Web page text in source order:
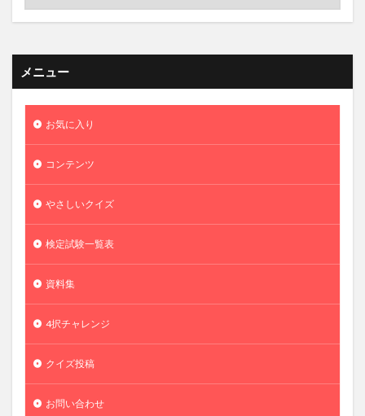
メニュー
お気に入り
コンテンツ
やさしいクイズ
検定試験一覧表
資料集
4択チャレンジ
クイズ投稿
お問い合わせ